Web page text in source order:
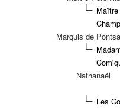
Marquis de
Nathanaël
Les